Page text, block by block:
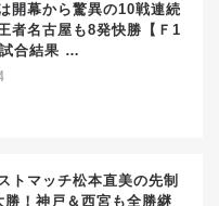
開幕から驚異の10戦連続
者名古屋も8発快勝【Ｆ1
合結果 …
トマッチ松本直美の先制
勝！神戸＆西宮も全勝継